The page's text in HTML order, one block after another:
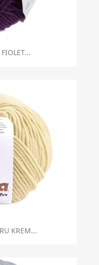
KREM...